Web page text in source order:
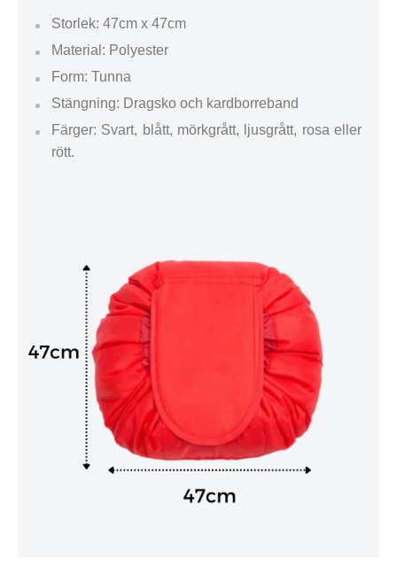
Storlek: 47cm x 47cm
Material: Polyester
Form: Tunna
Stängning: Dragsko och kardborreband
Färger: Svart, blått, mörkgrått, ljusgrått, rosa eller
rött.